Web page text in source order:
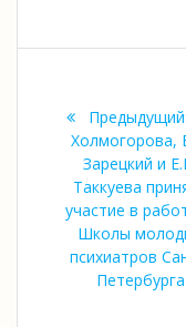
записям
Предыдущий:
Холмогорова,
Зарецкий и
Таккуева
участие в
Школы
психиатров
Петербурга